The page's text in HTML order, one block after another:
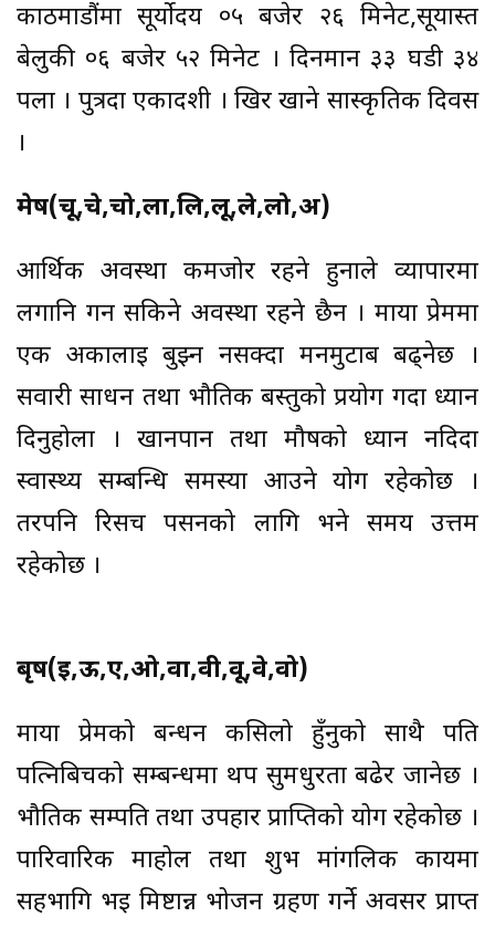
काठमाडौंमा सूर्योदय ०५ बजेर २६ मिनेट,सूर्यास्त
बेलुकी ०६ बजेर ५२ मिनेट । दिनमान ३३ घडी ३४
पला । पुत्रदा एकादशी । खिर खाने सास्कृतिक दिवस
।
मेष(चू,चे,चो,ला,लि,लू,ले,लो,अ)
आर्थिक अवस्था कमजोर रहने हुनाले व्यापारमा
लगानि गर्न सकिने अवस्था रहने छैन । माया प्रेममा
एक अर्कालाई बुझ्न नसक्दा मनमुटाब बढ्नेछ ।
सवारी साधन तथा भौतिक बस्तुको प्रयोग गर्दा ध्यान
दिनुहोला । खानपान तथा मौषको ध्यान नदिदा
स्वास्थ्य सम्बन्धि समस्या आउने योग रहेकोछ ।
तरपनि रिसर्च पर्सनको लागि भने समय उत्तम
रहेकोछ ।
बृष(ई,ऊ,ए,ओ,वा,वी,वू,वे,वो)
माया प्रेमको बन्धन कसिलो हुँनुको साथै पति
पत्निबिचको सम्बन्धमा थप सुमधुरता बढेर जानेछ ।
भौतिक सम्पति तथा उपहार प्राप्तिको योग रहेकोछ ।
पारिवारिक माहोल तथा शुभ मांगलिक कार्यमा
सहभागि भई मिष्टान्न भोजन ग्रहण गर्ने अवसर प्राप्त